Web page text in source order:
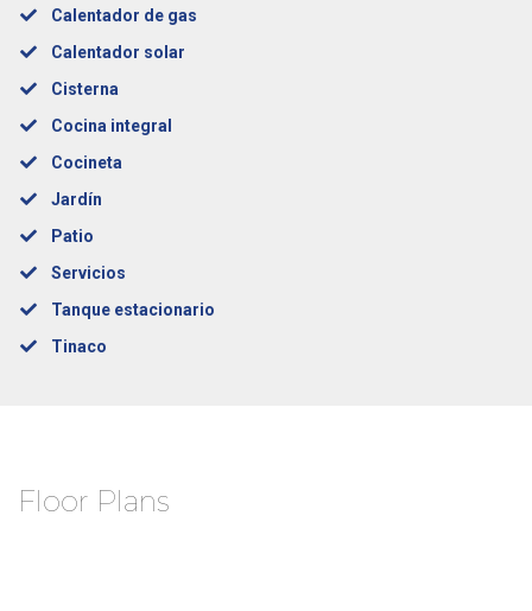
Calentador de gas
Calentador solar
Cisterna
Cocina integral
Cocineta
Jardín
Patio
Servicios
Tanque estacionario
Tinaco
Floor Plans